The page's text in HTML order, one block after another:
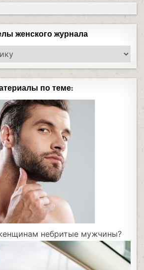
женского журнала
по теме:
небритые мужчины?